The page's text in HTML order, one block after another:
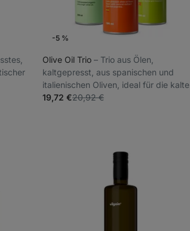
-5 %
Olive Oil Trio ⁠–⁠ Trio aus Ölen,
kaltgepresst, aus spanischen und
italienischen Oliven, ideal für die kalte
Küche
19,72 €20,92 €